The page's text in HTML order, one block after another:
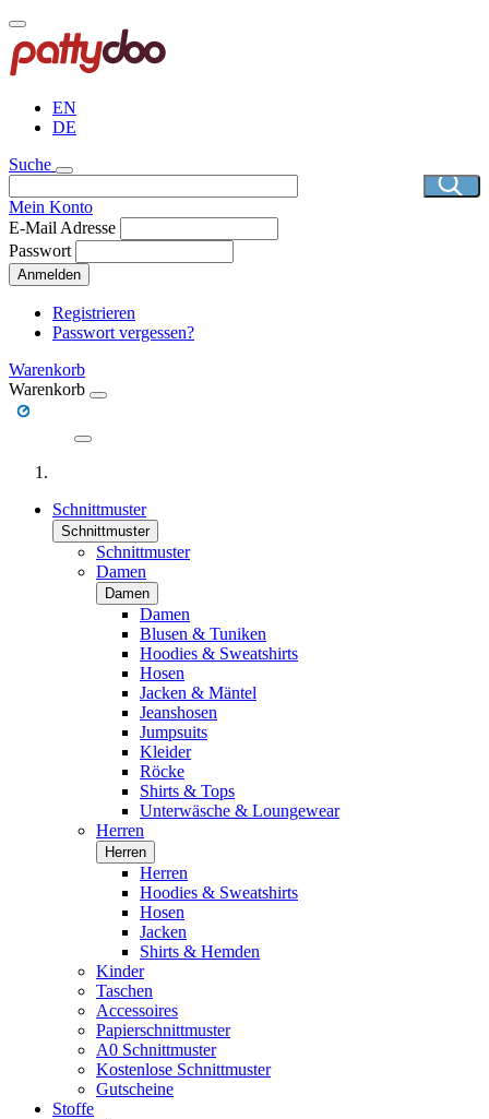
Direkt
zum
Inhalt
EN
DE
Suche
Mein Konto
E-Mail Adresse
Passwort
Anmelden
Registrieren
Passwort vergessen?
Warenkorb
Warenkorb
Schnittmuster
Schnittmuster
Schnittmuster
Damen
Damen
Damen
Blusen & Tuniken
Hoodies & Sweatshirts
Hosen
Jacken & Mäntel
Jeanshosen
Jumpsuits
Kleider
Röcke
Shirts & Tops
Unterwäsche & Loungewear
Herren
Herren
Herren
Hoodies & Sweatshirts
Hosen
Jacken
Shirts & Hemden
Kinder
Taschen
Accessoires
Papierschnittmuster
A0 Schnittmuster
Kostenlose Schnittmuster
Gutscheine
Stoffe